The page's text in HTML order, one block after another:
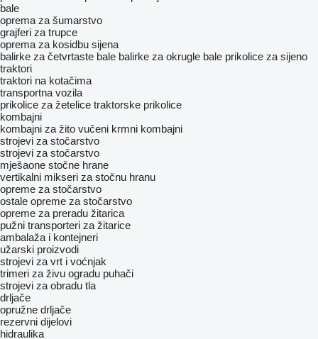
bale
oprema za šumarstvo
grajferi za trupce
oprema za kosidbu sijena
balirke za četvrtaste bale balirke za okrugle bale prikolice za sijeno
traktori
traktori na kotačima
transportna vozila
prikolice za žetelice traktorske prikolice
kombajni
kombajni za žito vučeni krmni kombajni
strojevi za stočarstvo
strojevi za stočarstvo
mješaone stočne hrane
vertikalni mikseri za stočnu hranu
opreme za stočarstvo
ostale opreme za stočarstvo
opreme za preradu žitarica
pužni transporteri za žitarice
ambalaža i kontejneri
užarski proizvodi
strojevi za vrt i voćnjak
trimeri za živu ogradu puhači
strojevi za obradu tla
drljače
opružne drljače
rezervni dijelovi
hidraulika